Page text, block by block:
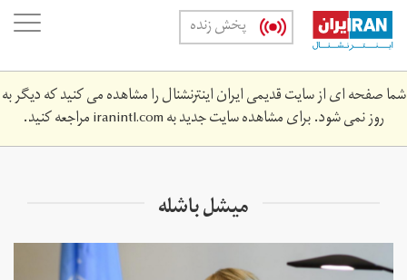
Skip
main
content
پخش زنده
شما صفحه ای از سایت قدیمی ایران اینترنشنال را مشاهده می کنید که دیگر به
روز نمی شود. برای مشاهده سایت جدید بهiranintl.comمراجعه کنید.
میشل باشله